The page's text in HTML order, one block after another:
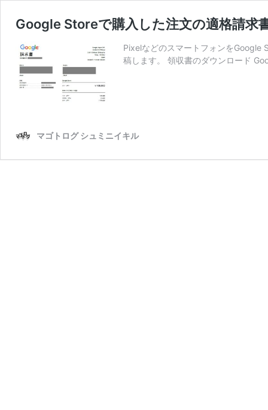
Google Storeで購入した注文の適格請求
PixelなどのスマートフォンをGoogle
稿します。 領収書のダウンロード
マゴトログ シュミニイキル